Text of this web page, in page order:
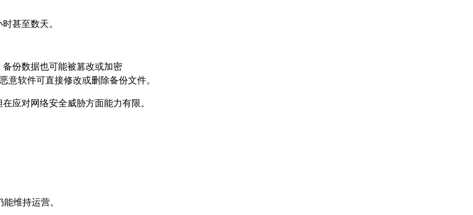
甚至数天。
份数据也可能被篡改或加密
意软件可直接修改或删除备份文件。
应对网络安全威胁方面能力有限。
维持运营。